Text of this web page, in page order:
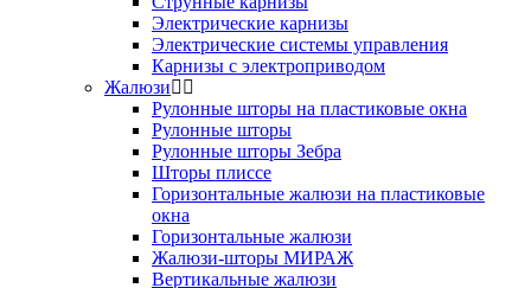
Электрические карнизы
Электрические системы управления
Карнизы с электроприводом
Жалюзи
Рулонные шторы на пластиковые окна
Рулонные шторы
Рулонные шторы Зебра
Шторы плиссе
Горизонтальные жалюзи на пластиковые
окна
Горизонтальные жалюзи
Жалюзи-шторы МИРАЖ
Вертикальные жалюзи